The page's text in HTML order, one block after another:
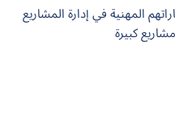
المهنية في إدارة المشاريع
كبيرة